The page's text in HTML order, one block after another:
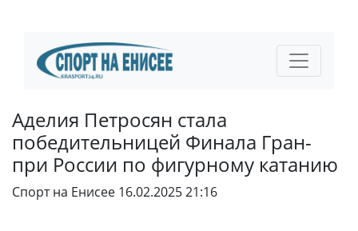
Аделия Петросян стала
победительницей Финала Гран-
при России по фигурному катанию
Спорт на Енисее 16.02.2025 21:16